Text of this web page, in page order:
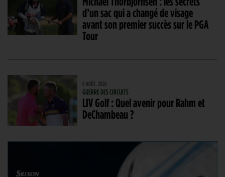
d’un sac qui a changé de visage
avant son premier succès sur le PGA
Tour
6 AOÛT. 2026
GUERRE DES CIRCUITS
LIV Golf : Quel avenir pour Rahm et
DeChambeau ?